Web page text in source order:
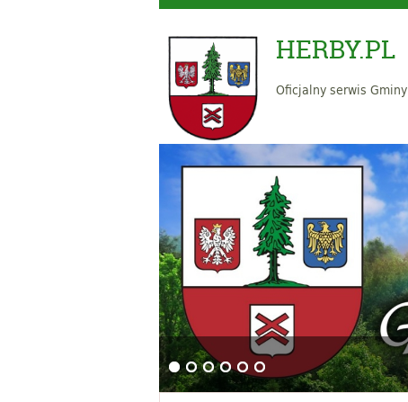
HERBY.PL
Oficjalny serwis